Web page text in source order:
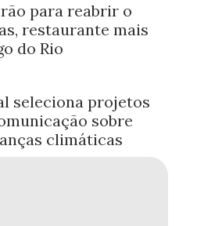
para reabrir o
restaurante mais
do Rio
seleciona projetos
sobre
climáticas